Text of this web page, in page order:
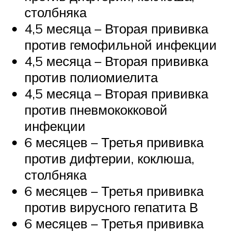
столбняка
4,5 месяца – Вторая прививка
против гемофильной инфекции
4,5 месяца – Вторая прививка
против полиомиелита
4,5 месяца – Вторая прививка
против пневмококковой
инфекции
6 месяцев – Третья прививка
против дифтерии, коклюша,
столбняка
6 месяцев – Третья прививка
против вирусного гепатита В
6 месяцев – Третья прививка